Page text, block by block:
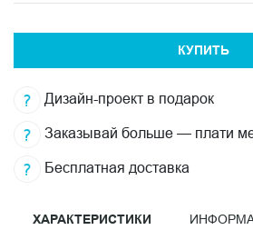
КУПИТЬ
Дизайн-проект в подарок
Заказывай больше — плати
Бесплатная доставка
ХАРАКТЕРИСТИКИ